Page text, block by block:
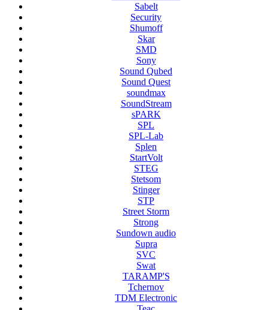
Sabelt
Security
Shumoff
Skar
SMD
Sony
Sound Qubed
Sound Quest
soundmax
SoundStream
sPARK
SPL
SPL-Lab
Splen
StartVolt
STEG
Stetsom
Stinger
STP
Street Storm
Strong
Sundown audio
Supra
SVC
Swat
TARAMP'S
Tchernov
TDM Electronic